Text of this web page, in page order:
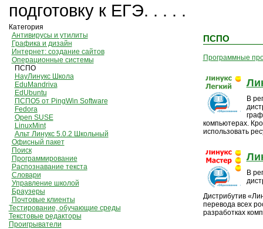
подготовку к ЕГЭ. . . . .
Категория
Антивирусы и утилиты
Графика и дизайн
Интернет: создание сайтов
Операционные системы
ПСПО
НауЛинукс Школа
EduMandriva
EdUbuntu
ПСПО5 от PingWin Software
Fedora
Open SUSE
LinuxMint
Альт Линукс 5.0.2 Школьный
Офисный пакет
Поиск
Программирование
Распознавание текста
Словари
Управление школой
Браузеры
Почтовые клиенты
Тестирование, обучающие среды
Текстовые редакторы
Проигрыватели
ПСПО
Программные
В
компьютерах.
использовать
В
Дистрибутив
перевода всех
разработках